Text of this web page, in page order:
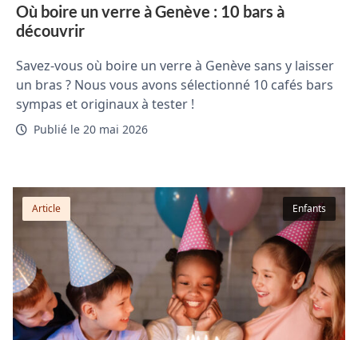
Où boire un verre à Genève : 10 bars à
découvrir
Savez-vous où boire un verre à Genève sans y laisser
un bras ? Nous vous avons sélectionné 10 cafés bars
sympas et originaux à tester !
Publié le 20 mai 2026
Enfants
Article